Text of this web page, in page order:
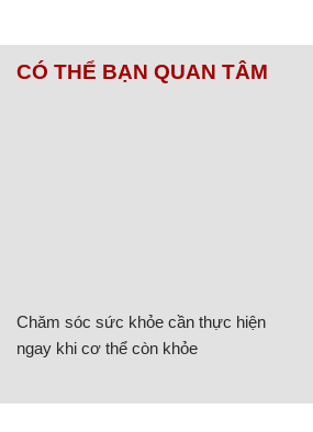
CÓ THỂ BẠN QUAN TÂM
Chăm sóc sức khỏe cần thực hiện
ngay khi cơ thể còn khỏe